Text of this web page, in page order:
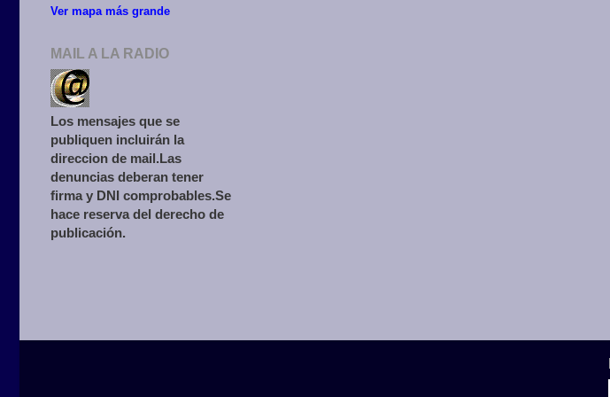
Ver mapa más grande
MAIL A LA RADIO
Los mensajes que se
publiquen incluirán la
direccion de mail.Las
denuncias deberan tener
firma y DNI comprobables.Se
hace reserva del derecho de
publicación.